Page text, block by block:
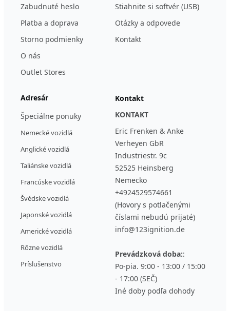
Zabudnuté heslo
Platba a doprava
Storno podmienky
O nás
Outlet Stores
Stiahnite si softvér (USB)
Otázky a odpovede
Kontakt
Adresár
Špeciálne ponuky
Nemecké vozidlá
Anglické vozidlá
Taliánske vozidlá
Francúske vozidlá
Švédske vozidlá
Japonské vozidlá
Americké vozidlá
Rôzne vozidlá
Príslušenstvo
Kontakt
KONTAKT
Eric Frenken & Anke
Verheyen GbR
Industriestr. 9c
52525 Heinsberg
Nemecko
+4924529574661
(Hovory s potlačenými
číslami nebudú prijaté)
info@123ignition.de
Prevádzková doba::
Po-pia. 9:00 - 13:00 / 15:00
- 17:00 (SEČ)
Iné doby podľa dohody